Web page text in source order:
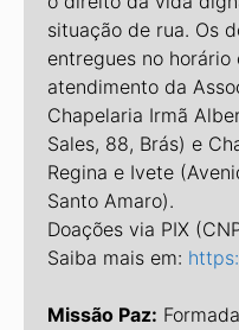
situação de rua. Os
entregues no
atendimento da
Chapelaria Irmã
Sales, 88, Brás) e
Regina e Ivete
Santo Amaro).
Doações via PIX
Saiba mais em:
Missão Paz: